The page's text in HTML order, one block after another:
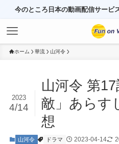
今のところ日本の動画配信サービ
ホーム 華流 山河令
山河令 第
敵」あらす
想
2023
4/14
山河令 ドラマ 2023-04-14